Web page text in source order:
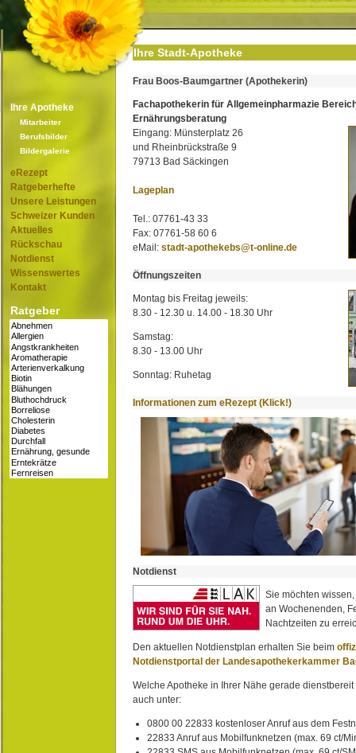
Ihre Apotheke
Mitarbeiter
Berufsbilder
Bildergalerie
eRezept
Ratgeberhefte
Unsere Leistungen
Schweizer Kunden
Aktuelles
Rückschau
Notdienst
Wissenswertes
Kontakt
Ratgeber
Ihre Stadt-Apotheke
Frau Boos-Baumgartner (Apothekerin)
Fachapothekerin für Allgemeinpharmazie
Ernährungsberatung
Eingang: Münsterplatz 26
und Rheinbrückstraße 9
79713 Bad Säckingen
Lageplan
Tel.: 07761-43 33
Fax: 07761-58 60 6
eMail: stadt-apothekebs@t-online.de
Öffnungszeiten
Montag bis Freitag jeweils:
8.30 - 12.30 u. 14.00 - 18.30 Uhr
Samstag:
8.30 - 13.00 Uhr
Sonntag: Ruhetag
Informationen zum eRezept (Klick!)
Notdienst
Sie möchten
an Wochenenden,
Nachtzeiten zu
Den aktuellen Notdienstplan erhalten Sie beim
Notdienstportal der Landesapothekerkammer
Welche Apotheke in Ihrer Nähe gerade
auch unter:
0800 00 22833 kostenloser Anruf aus dem
22833 Anruf aus Mobilfunknetzen (max. 69 ct/